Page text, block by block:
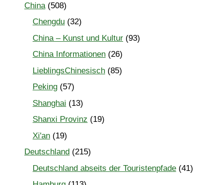
China (508)
Chengdu (32)
China – Kunst und Kultur (93)
China Informationen (26)
LieblingsChinesisch (85)
Peking (57)
Shanghai (13)
Shanxi Provinz (19)
Xi'an (19)
Deutschland (215)
Deutschland abseits der Touristenpfade (41)